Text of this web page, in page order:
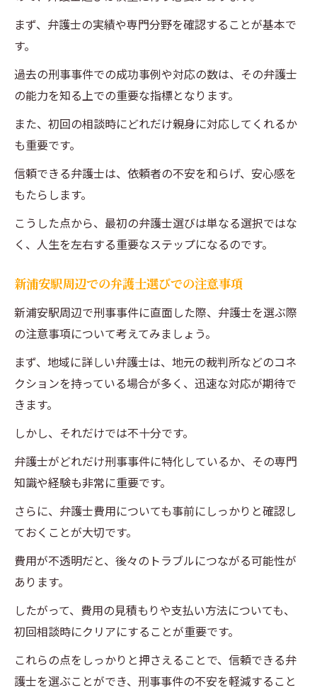
まず、弁護士の実績や専門分野を確認することが基本で
す。
過去の刑事事件での成功事例や対応の数は、その弁護士
の能力を知る上での重要な指標となります。
また、初回の相談時にどれだけ親身に対応してくれるか
も重要です。
信頼できる弁護士は、依頼者の不安を和らげ、安心感を
もたらします。
こうした点から、最初の弁護士選びは単なる選択ではな
く、人生を左右する重要なステップになるのです。
新浦安駅周辺での弁護士選びでの注意事項
新浦安駅周辺で刑事事件に直面した際、弁護士を選ぶ際
の注意事項について考えてみましょう。
まず、地域に詳しい弁護士は、地元の裁判所などのコネ
クションを持っている場合が多く、迅速な対応が期待で
きます。
しかし、それだけでは不十分です。
弁護士がどれだけ刑事事件に特化しているか、その専門
知識や経験も非常に重要です。
さらに、弁護士費用についても事前にしっかりと確認し
ておくことが大切です。
費用が不透明だと、後々のトラブルにつながる可能性が
あります。
したがって、費用の見積もりや支払い方法についても、
初回相談時にクリアにすることが重要です。
これらの点をしっかりと押さえることで、信頼できる弁
護士を選ぶことができ、刑事事件の不安を軽減すること